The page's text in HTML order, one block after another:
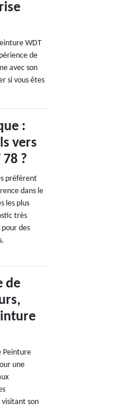
WDT
de
avec son
si vous êtes
:
vers
?
préfèrent
dans le
les plus
très
des
de
Peinture
une
son